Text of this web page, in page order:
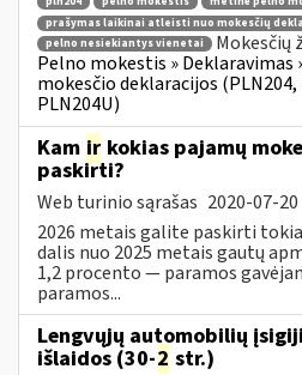
prašymas laikinai atleisti nuo mokesčių
pelno nesiekiantys vienetai
Mokesčių
Pelno mokestis » Deklaravimas
mokesčio deklaracijos (PLN204,
PLN204U)
Kam ir kokias pajamų
paskirti?
Web turinio sąrašas 2020-07-20
2026 metais galite paskirti
dalis nuo 2025 metais gautų
1,2 procento — paramos
paramos...
Lengvųjų automobilių
išlaidos (30-2 str.)